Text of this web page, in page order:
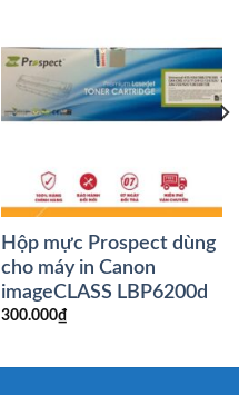
Hộp mực Prospect dùng
cho máy in Canon
imageCLASS LBP6200d
300.000₫